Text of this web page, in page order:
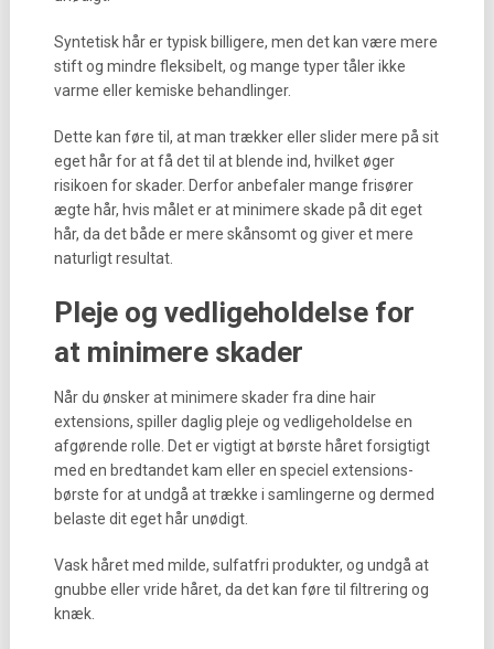
Syntetisk hår er typisk billigere, men det kan være mere
stift og mindre fleksibelt, og mange typer tåler ikke
varme eller kemiske behandlinger.
Dette kan føre til, at man trækker eller slider mere på sit
eget hår for at få det til at blende ind, hvilket øger
risikoen for skader. Derfor anbefaler mange frisører
ægte hår, hvis målet er at minimere skade på dit eget
hår, da det både er mere skånsomt og giver et mere
naturligt resultat.
Pleje og vedligeholdelse for
at minimere skader
Når du ønsker at minimere skader fra dine hair
extensions, spiller daglig pleje og vedligeholdelse en
afgørende rolle. Det er vigtigt at børste håret forsigtigt
med en bredtandet kam eller en speciel extensions-
børste for at undgå at trække i samlingerne og dermed
belaste dit eget hår unødigt.
Vask håret med milde, sulfatfri produkter, og undgå at
gnubbe eller vride håret, da det kan føre til filtrering og
knæk.